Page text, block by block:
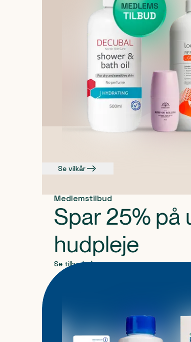
Se vilkår
Medlemstilbud
Spar 25% på
hudpleje
Se tilbud